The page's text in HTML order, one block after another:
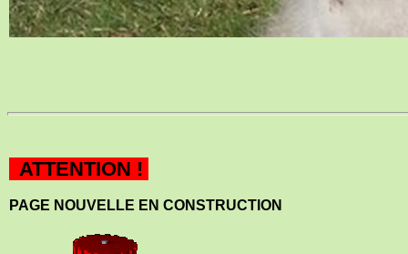
ATTENTION !
PAGE NOUVELLE EN CONSTRUCTION